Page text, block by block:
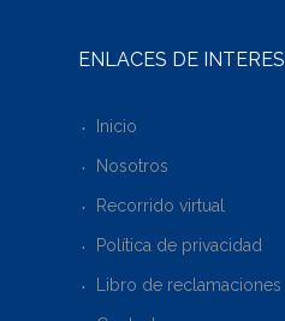
ENLACES DE INTERÉS
Inicio
Nosotros
Recorrido virtual
Política de privacidad
Libro de reclamaciones